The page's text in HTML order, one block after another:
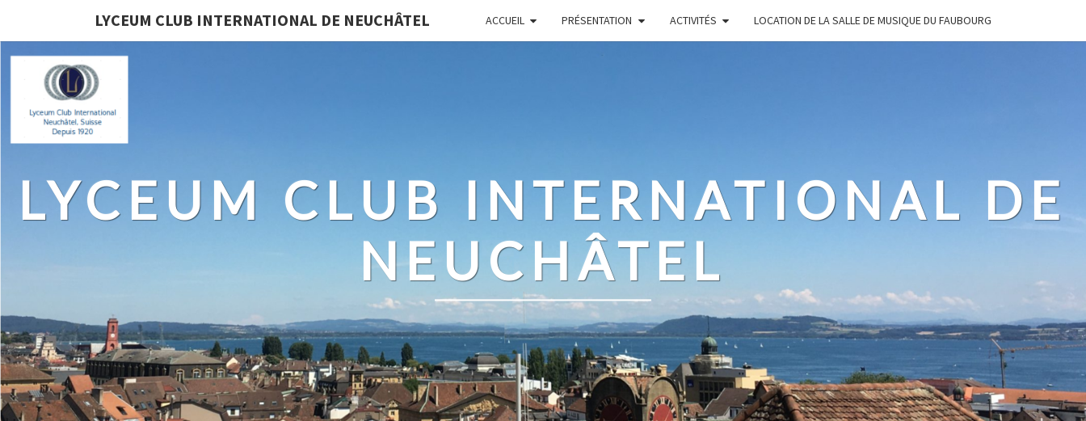
LYCEUM CLUB INTERNATIONAL DE NEUCHÂTEL ACCUEIL PRÉSENTATION ACTIVITÉS LOCATION DE LA SALLE DE MUSIQUE DU FAUBOURG
LYCEUM CLUB INTERNATIONAL DE
NEUCHÂTEL